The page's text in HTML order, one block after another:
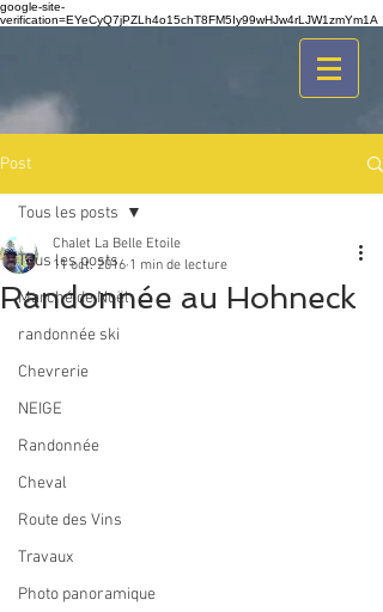
google-site-
verification=EYeCyQ7jPZLh4o15chT8FM5Iy99wHJw4rLJW1zmYm1A
Post
Tous les posts
Marché de Noël
randonnée ski
Chevrerie
NEIGE
Randonnée
Cheval
Route des Vins
Travaux
Photo panoramique
Tous les posts
Randonnée au Hohneck
Chalet La Belle Etoile
11 oct. 2016 1 min de lecture